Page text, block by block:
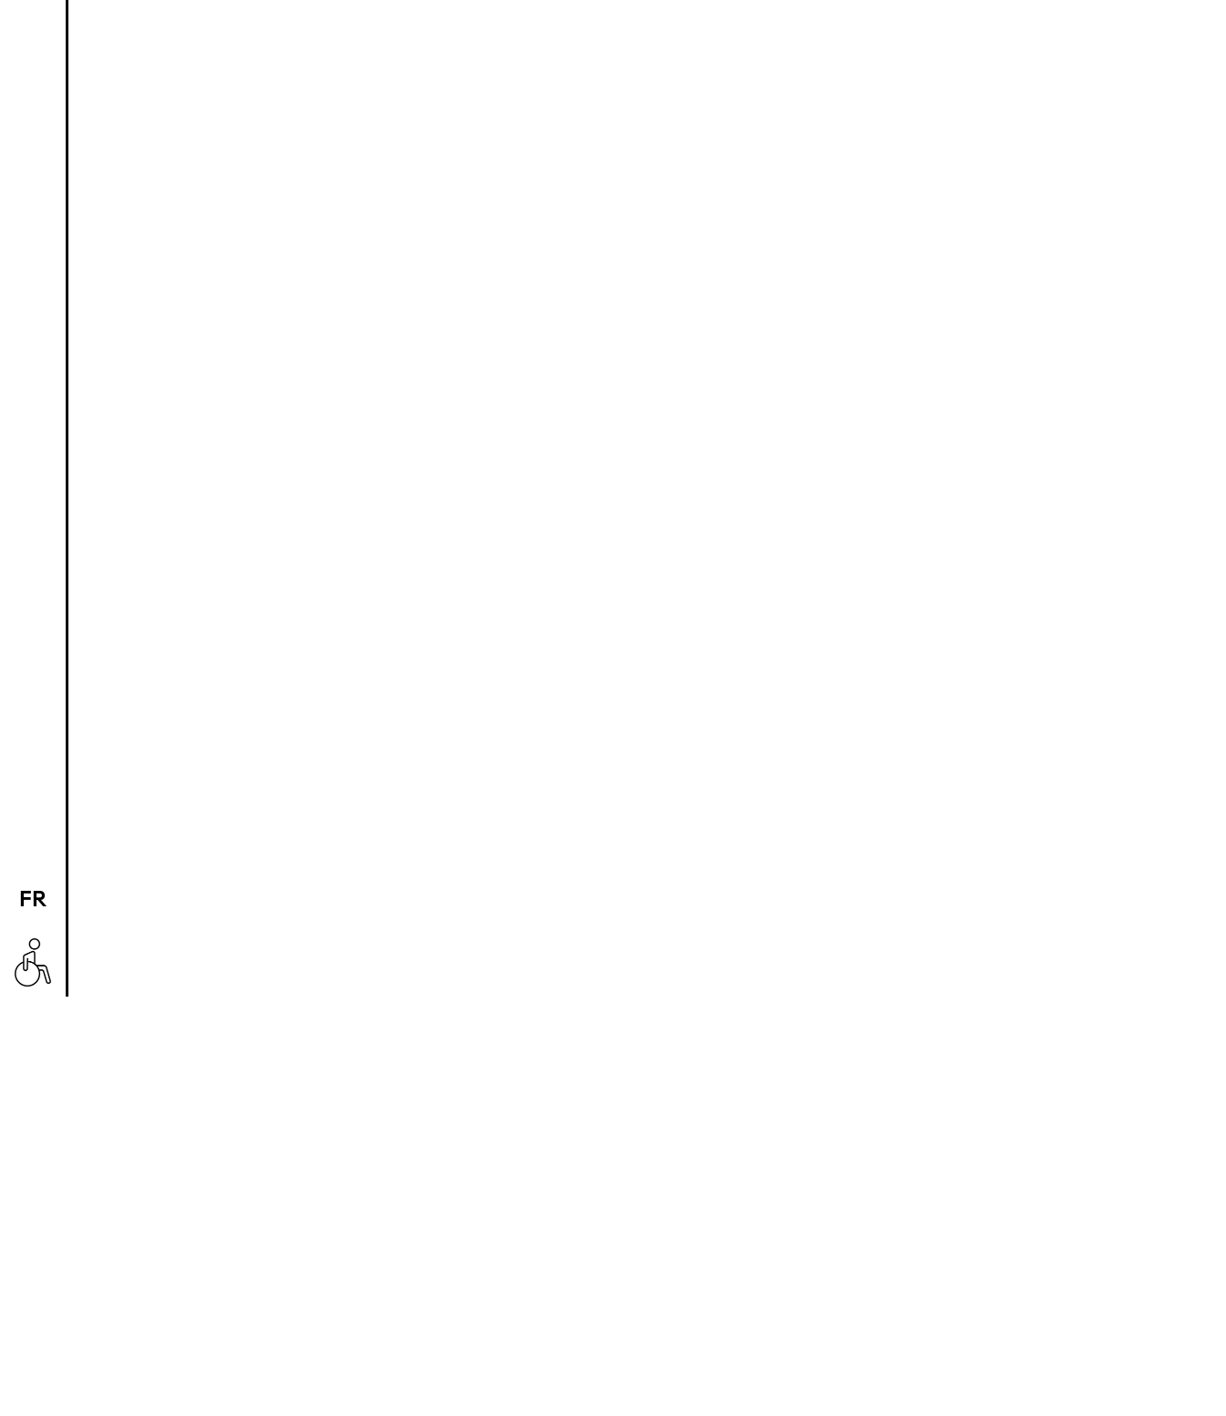
FR
EN